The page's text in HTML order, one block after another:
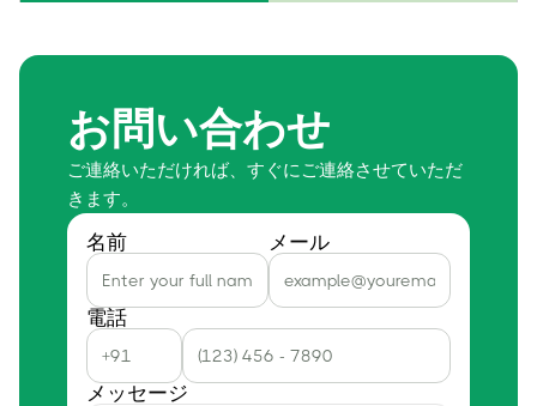
お問い合わせ
ご連絡いただければ、すぐにご連絡させていただ
きます。
名前 メール
電話
メッセージ